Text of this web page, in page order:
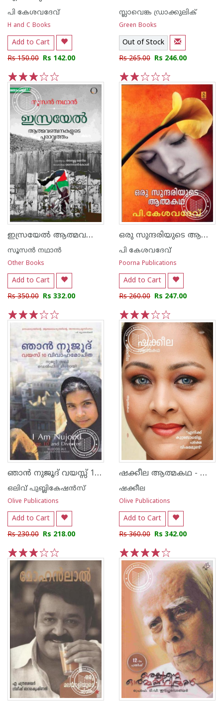
പി കേശവദേവ്‌
H and C Books
Add to Cart
Rs 150.00 Rs 142.00
5
4
3
2
1
സ്ലാവെങ്ക ഡ്രാക്കുലിക്
Green Books
Out of Stock
Rs 265.00 Rs 246.00
5
4
3
2
1
ഇസ്രയേൽ ആത്മവഞ്ചനകളുടെ പുരാവൃത്തം
സൂസന്‍ നഥാന്‍
Other Books
Add to Cart
Rs 350.00 Rs 332.00
1
ഒരു സുന്ദരിയുടെ ആത്മകഥ
പി കേശവദേവ്‌
Poorna Publications
Add to Cart
Rs 260.00 Rs 247.00
5
4
3
2
1
ഞാന്‍ നുജൂദ് വയസ്സ് 10 വിവാഹ മോചിത
ഒലിവ് പുബ്ലികേഷ‌ന്‍സ്
Olive Publications
Add to Cart
Rs 230.00 Rs 218.00
5
4
3
2
1
ഷക്കീല ആത്മകഥ - ഷക്കീല
ഷക്കീല
Olive Publications
Add to Cart
Rs 360.00 Rs 342.00
5
4
3
2
1